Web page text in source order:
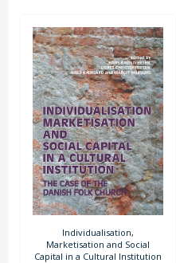
Individualisation,
Marketisation and Social
Capital in a Cultural Institution